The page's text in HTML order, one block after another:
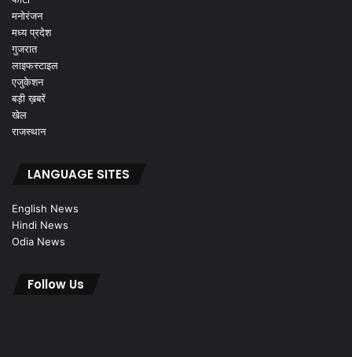
मनोरंजन
मध्य प्रदेश
गुजरात
लाइफस्टाइल
एजुकेशन
बड़ी ख़बरें
खेल
राजस्थान
LANGUAGE SITES
English News
Hindi News
Odia News
Follow Us